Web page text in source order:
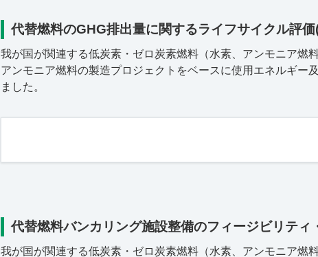
代替燃料のGHG排出量に関するライフサイクル評
我が国が関連する低炭素・ゼロ炭素燃料（水素、アンモニア燃
アンモニア燃料の製造プロジェクトをベースに使用エネルギー
ました。
代替燃料バンカリング施設整備のフィージビリティ
我が国が関連する低炭素・ゼロ炭素燃料（水素、アンモニア燃